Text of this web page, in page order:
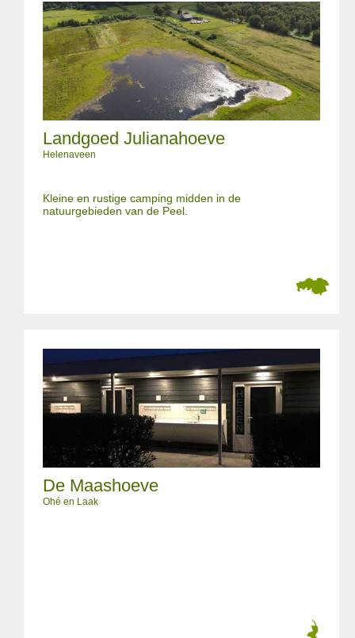
Landgoed Julianahoeve
Helenaveen
Kleine en rustige camping midden in de
natuurgebieden van de Peel.
De Maashoeve
Ohé en Laak